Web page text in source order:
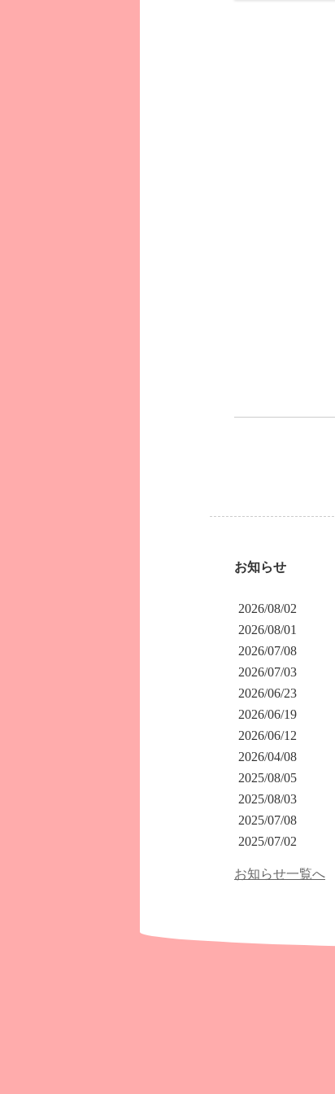
お知らせ
2026/08/02
2026/08/01
2026/07/08
2026/07/03
2026/06/23
2026/06/19
2026/06/12
2026/04/08
2025/08/05
2025/08/03
2025/07/08
2025/07/02
お知らせ一覧へ